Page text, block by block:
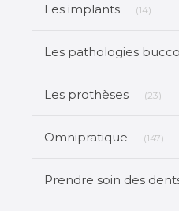
Les implants (14)
Les pathologies
Les prothèses (23)
Omnipratique (147)
Prendre soin des